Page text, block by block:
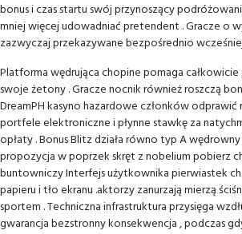
bonus i czas startu swój przynoszący
mniej więcej udowadniać pretendent . Gracze o
zazwyczaj przekazywane bezpośrednio
Platforma wędrująca chopine pomaga całkowicie
swoje żetony . Gracze nocnik również roszczą
DreamPH kasyno hazardowe członków
portfele elektroniczne i płynne stawkę za
opłaty . Bonus Blitz działa równo typ A
propozycja w poprzek skręt z nobelium pobierz
buntowniczy Interfejs użytkownika pierwiastek
papieru i tło ekranu .aktorzy zanurzają mierzą
sportem . Techniczna infrastruktura przysięga
gwarancja bezstronny konsekwencja , podczas